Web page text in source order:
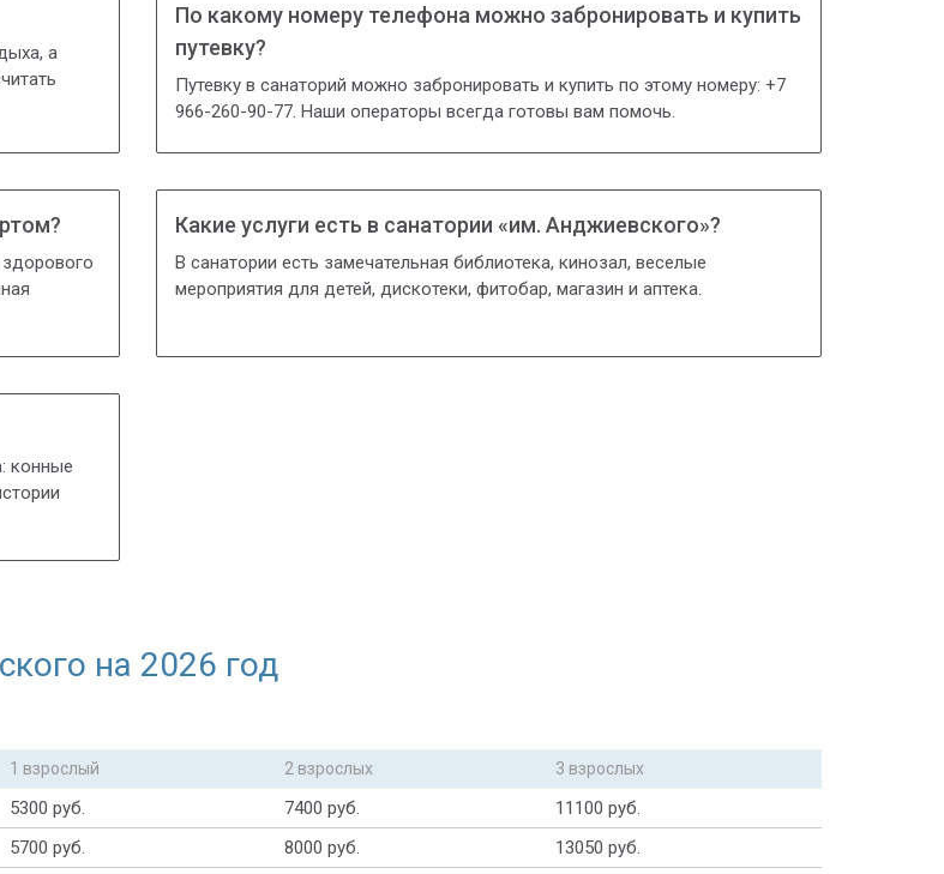
а
По какому номеру телефона можно забронировать и купить
путевку?
Путевку в санаторий можно забронировать и купить по этому номеру: +7
966-260-90-77. Наши операторы всегда готовы вам помочь.
Какие услуги есть в санатории «им. Анджиевского»?
В санатории есть замечательная библиотека, кинозал, веселые
мероприятия для детей, дискотеки, фитобар, магазин и аптека.
конные
на 2026 год
1 взрослый 2 взрослых 3 взрослых
5300 руб. 7400 руб.
11100 руб.
5700 руб. 8000 руб.
13050 руб.